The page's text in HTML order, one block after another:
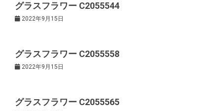
ー
ョ
ン
グラスフラワー C2055544
2022年9月15日
グラスフラワー C2055558
2022年9月15日
グラスフラワー C2055565